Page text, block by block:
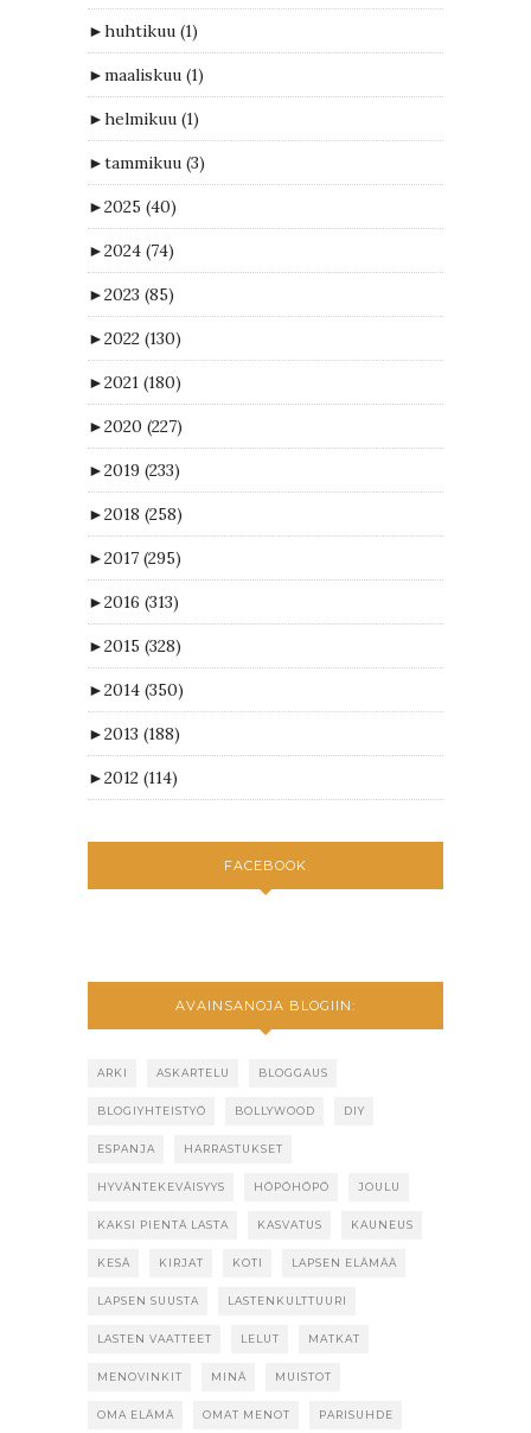
►huhtikuu (1)
►maaliskuu (1)
►helmikuu (1)
►tammikuu (3)
►2025 (40)
►2024 (74)
►2023 (85)
►2022 (130)
►2021 (180)
►2020 (227)
►2019 (233)
►2018 (258)
►2017 (295)
►2016 (313)
►2015 (328)
►2014 (350)
►2013 (188)
►2012 (114)
FACEBOOK
AVAINSANOJA BLOGIIN:
ARKI ASKARTELU BLOGGAUS
BLOGIYHTEISTYÖ BOLLYWOOD DIY
ESPANJA HARRASTUKSET
HYVÄNTEKEVÄISYYS HÖPÖHÖPÖ JOULU
KAKSI PIENTÄ LASTA KASVATUS KAUNEUS
KESÄ KIRJAT KOTI LAPSEN ELÄMÄÄ
LAPSEN SUUSTA LASTENKULTTUURI
LASTEN VAATTEET LELUT MATKAT
MENOVINKIT MINÄ MUISTOT
OMA ELÄMÄ OMAT MENOT PARISUHDE